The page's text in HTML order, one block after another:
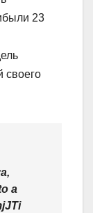
23
своего
a